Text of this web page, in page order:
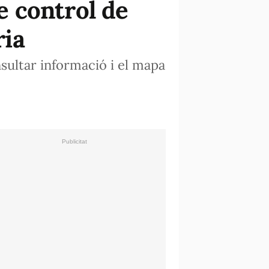
control de
informació i el mapa